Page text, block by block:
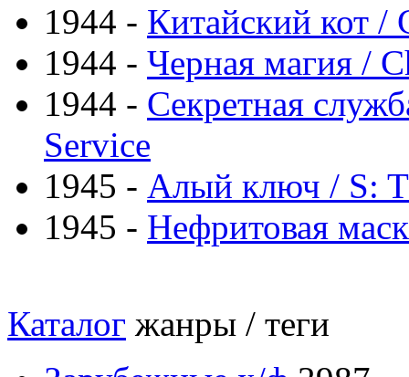
1944 - Китайский кот /
1944 - Черная магия /
1944 - Секретная
Service
1945 - Алый ключ / S:
1945 - Нефритовая
Каталог жанры / теги